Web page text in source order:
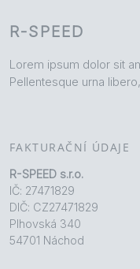
R-SPEED
Lorem ipsum dolor sit
Pellentesque urna
FAKTURAČNÍ ÚDAJE
R-SPEED s.r.o.
IČ: 27471829
DIČ: CZ27471829
Plhovská 340
54701 Náchod